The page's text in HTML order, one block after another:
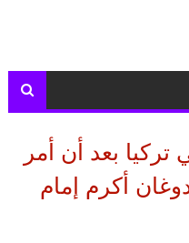
تركيا بعد أن أمر
أكرم إمام